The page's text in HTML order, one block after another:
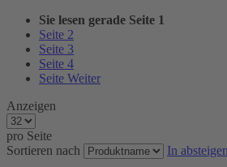
Sie lesen gerade Seite 1
Seite 2
Seite 3
Seite 4
Seite Weiter
Anzeigen
pro Seite
Sortieren nach
In